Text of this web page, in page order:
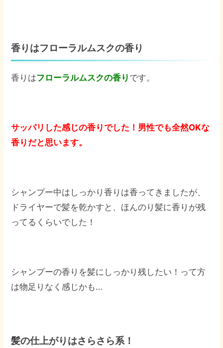
香りはフローラルムスクの香り
香りはフローラルムスクの香り です。
サッパリした感じの香りでした！男性でも全然OKな
香りだと思います。
シャンプー中はしっかり香りは香ってきましたが、
ドライヤーで髪を乾かすと、ほんのり髪に香りが残
ってるくらいでした！
シャンプーの香りを髪にしっかり残したい！って方
は物足りなく感じかも…
髪の仕上がりはさらさら系！